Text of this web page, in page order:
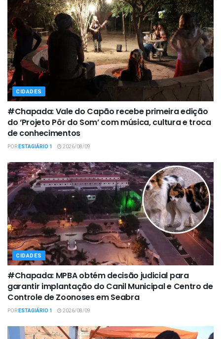
CIDADES
#Chapada: Vale do Capão recebe primeira edição
do ‘Projeto Pôr do Som’ com música, cultura e troca
de conhecimentos
PORESTAGIÁRIO 1 2026/08/09
CIDADES
#Chapada: MPBA obtém decisão judicial para
garantir implantação do Canil Municipal e Centro de
Controle de Zoonoses em Seabra
PORESTAGIÁRIO 1 2026/08/09